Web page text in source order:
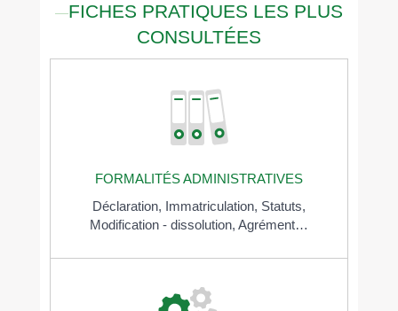
FICHES PRATIQUES LES PLUS
CONSULTÉES
FORMALITÉS ADMINISTRATIVES
Déclaration, Immatriculation, Statuts,
Modification - dissolution, Agrément…